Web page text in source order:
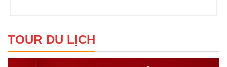
TOUR DU LỊCH